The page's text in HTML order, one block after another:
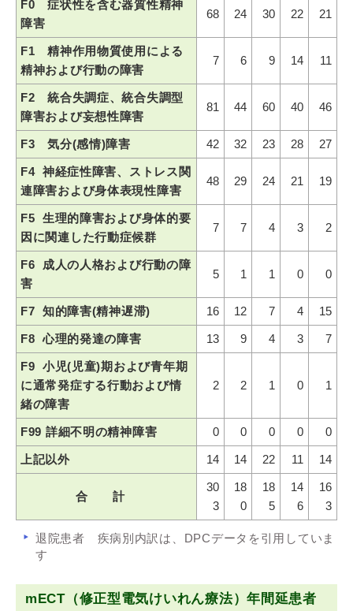
F0 症状性を含む器質性精神
障害
68 24 30 22 21
F1 精神作用物質使用による
精神および行動の障害
7 6 9 14 11
F2 統合失調症、統合失調型
障害および妄想性障害
81 44 60 40 46
F3 気分(感情)障害 42 32 23 28 27
F4 神経症性障害、ストレス関
連障害および身体表現性障害
48 29 24 21 19
F5 生理的障害および身体的要
因に関連した行動症候群
7 7 4 3 2
F6 成人の人格および行動の障
害
5 1 1 0 0
F7 知的障害(精神遅滞) 16 12 7 4 15
F8 心理的発達の障害 13 9 4 3 7
F9 小児(児童)期および青年期
に通常発症する行動および情
緒の障害
2 2 1 0 1
F99 詳細不明の精神障害 0 0 0 0 0
上記以外 14 14 22 11 14
合 計
30
3
18
0
18
5
14
6
16
3
退院患者 疾病別内訳は、DPCデータを引用していま
す
mECT（修正型電気けいれん療法）年間延患者